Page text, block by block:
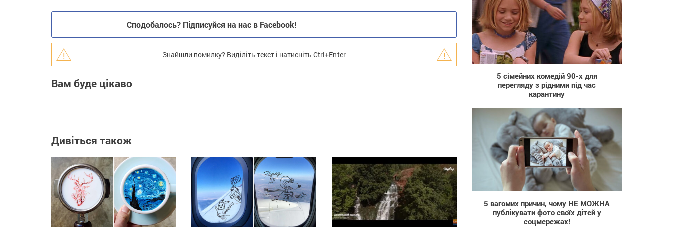
Сподобалось? Підписуйся на нас в Facebook!
Знайшли помилку? Виділіть текст і натисніть Ctrl+Enter
Вам буде цікаво
Дивіться також
1 647
5 сімейних комедій 90-х для
перегляду з рідними під час
карантину
5 вагомих причин, чому НЕ МОЖНА
публікувати фото своїх дітей у
соцмережах!